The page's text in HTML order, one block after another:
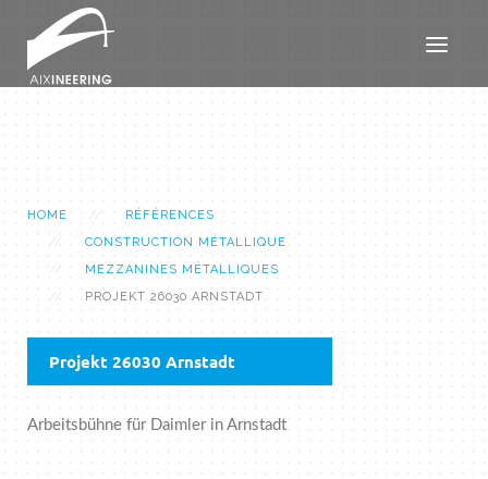
HOME
RÉFÉRENCES
CONSTRUCTION MÉTALLIQUE
MEZZANINES MÉTALLIQUES
PROJEKT 26030 ARNSTADT
Projekt 26030 Arnstadt
Arbeitsbühne für Daimler in Arnstadt